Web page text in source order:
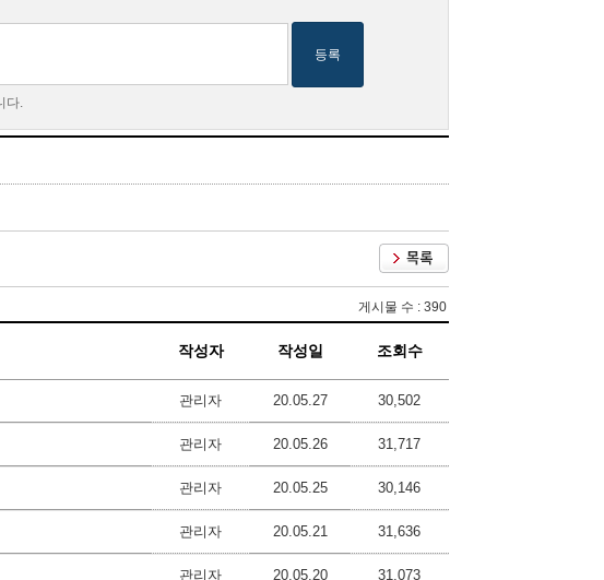
등록
다.
게시물 수 : 390
작성자 작성일 조회수
관리자 20.05.27 30,502
관리자 20.05.26 31,717
관리자 20.05.25 30,146
관리자 20.05.21 31,636
관리자 20.05.20 31,073